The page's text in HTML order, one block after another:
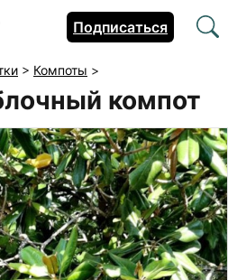
Подписаться
> Компоты >
компот